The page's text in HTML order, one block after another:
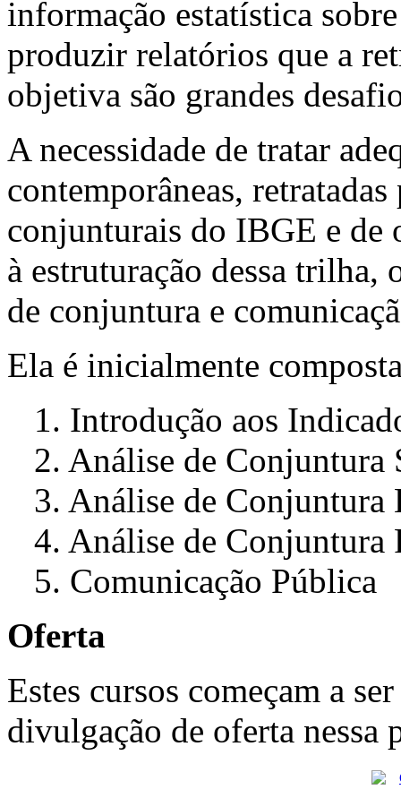
informação estatística
produzir relatórios que a
objetiva são grandes
A necessidade de tratar
contemporâneas,
conjunturais do IBGE e de
à estruturação dessa trilha,
de conjuntura e
Ela é inicialmente
1. Introdução aos
2. Análise de Conjuntura
3. Análise de Conjuntura
4. Análise de
5. Comunicação Pública
Oferta
Estes cursos começam a
divulgação de oferta nessa